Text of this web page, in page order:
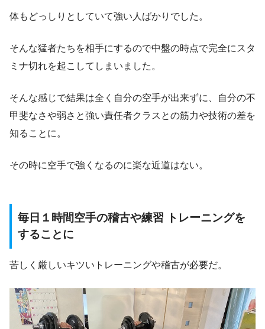
体もどっしりとしていて強い人ばかりでした。
そんな猛者たちを相手にするので中盤の時点で完全にスタ
ミナ切れを起こしてしまいました。
そんな感じで結果は全く自分の空手が出来ずに、自分の不
甲斐なさや弱さと強い責任者クラスとの筋力や技術の差を
知ることに。
その時に空手で強くなるのに楽な近道はない。
毎日１時間空手の稽古や練習 トレーニングを
することに
苦しく厳しいキツいトレーニングや稽古が必要だ。